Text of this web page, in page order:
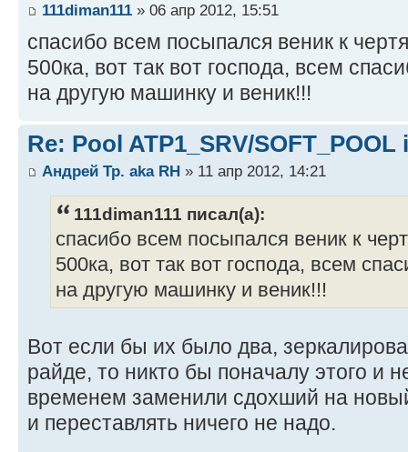
111diman111 » 06 апр 2012, 15:51
спасибо всем посыпался веник к
500ка, вот так вот господа, всем
на другую машинку и веник!!!
Re: Pool ATP1_SRV/
Андрей Тр. aka RH » 11 апр 2012, 14:21
111diman111 писал(а):
спасибо всем посыпался веник к
500ка, вот так вот господа, всем
на другую машинку и веник!!!
Вот если бы их было два,
райде, то никто бы поначалу этого и
временем заменили сдохший на
и переставлять ничего не надо.